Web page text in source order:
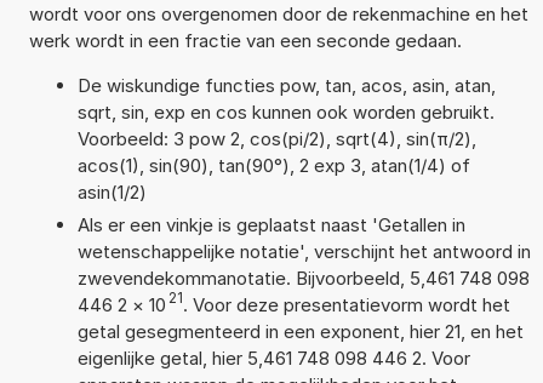
wordt voor ons overgenomen door de rekenmachine en het
werk wordt in een fractie van een seconde gedaan.
De wiskundige functies pow, tan, acos, asin, atan,
sqrt, sin, exp en cos kunnen ook worden gebruikt.
Voorbeeld: 3 pow 2, cos(pi/2), sqrt(4), sin(π/2),
acos(1), sin(90), tan(90°), 2 exp 3, atan(1/4) of
asin(1/2)
Als er een vinkje is geplaatst naast 'Getallen in
wetenschappelijke notatie', verschijnt het antwoord in
zwevendekommanotatie. Bijvoorbeeld, 5,461 748 098
446 2 × 10 21. Voor deze presentatievorm wordt het
getal gesegmenteerd in een exponent, hier 21, en het
eigenlijke getal, hier 5,461 748 098 446 2. Voor